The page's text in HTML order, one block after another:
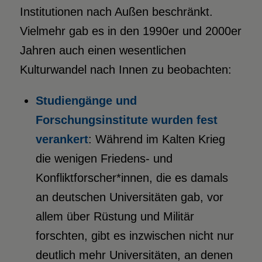
Institutionen nach Außen beschränkt.
Vielmehr gab es in den 1990er und 2000er
Jahren auch einen wesentlichen
Kulturwandel nach Innen zu beobachten:
Studiengänge und
Forschungsinstitute wurden fest
verankert: Während im Kalten Krieg
die wenigen Friedens- und
Konfliktforscher*innen, die es damals
an deutschen Universitäten gab, vor
allem über Rüstung und Militär
forschten, gibt es inzwischen nicht nur
deutlich mehr Universitäten, an denen